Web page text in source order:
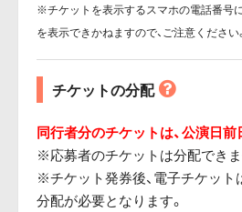
※チケットを表示するスマホの電話番号
を表示できかねますので、ご注意ください
チケットの分配
同行者分のチケットは、公演日
※応募者のチケットは分配できま
※チケット発券後、電子チケット
分配が必要となります。